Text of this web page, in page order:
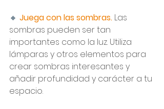
🔸 Juega con las sombras. Las
sombras pueden ser tan
importantes como la luz. Utiliza
lámparas y otros elementos para
crear sombras interesantes y
añadir profundidad y carácter a tu
espacio.